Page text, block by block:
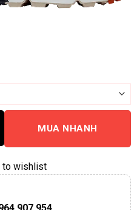
MUA NHANH
to wishlist